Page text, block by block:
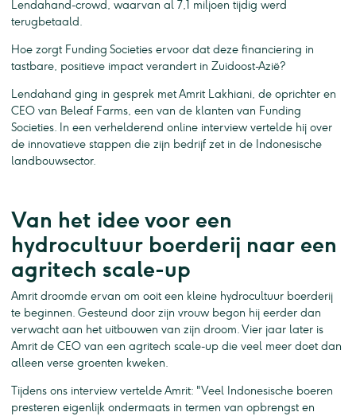
Lendahand-crowd, waarvan al 7,1 miljoen tijdig werd
terugbetaald.
Hoe zorgt Funding Societies ervoor dat deze financiering in
tastbare, positieve impact verandert in Zuidoost-Azië?
Lendahand ging in gesprek met Amrit Lakhiani, de oprichter en
CEO van Beleaf Farms, een van de klanten van Funding
Societies. In een verhelderend online interview vertelde hij over
de innovatieve stappen die zijn bedrijf zet in de Indonesische
landbouwsector.
Van het idee voor een
hydrocultuur boerderij naar een
agritech scale-up
Amrit droomde ervan om ooit een kleine hydrocultuur boerderij
te beginnen. Gesteund door zijn vrouw begon hij eerder dan
verwacht aan het uitbouwen van zijn droom. Vier jaar later is
Amrit de CEO van een agritech scale-up die veel meer doet dan
alleen verse groenten kweken.
Tijdens ons interview vertelde Amrit: "Veel Indonesische boeren
presteren eigenlijk ondermaats in termen van opbrengst en